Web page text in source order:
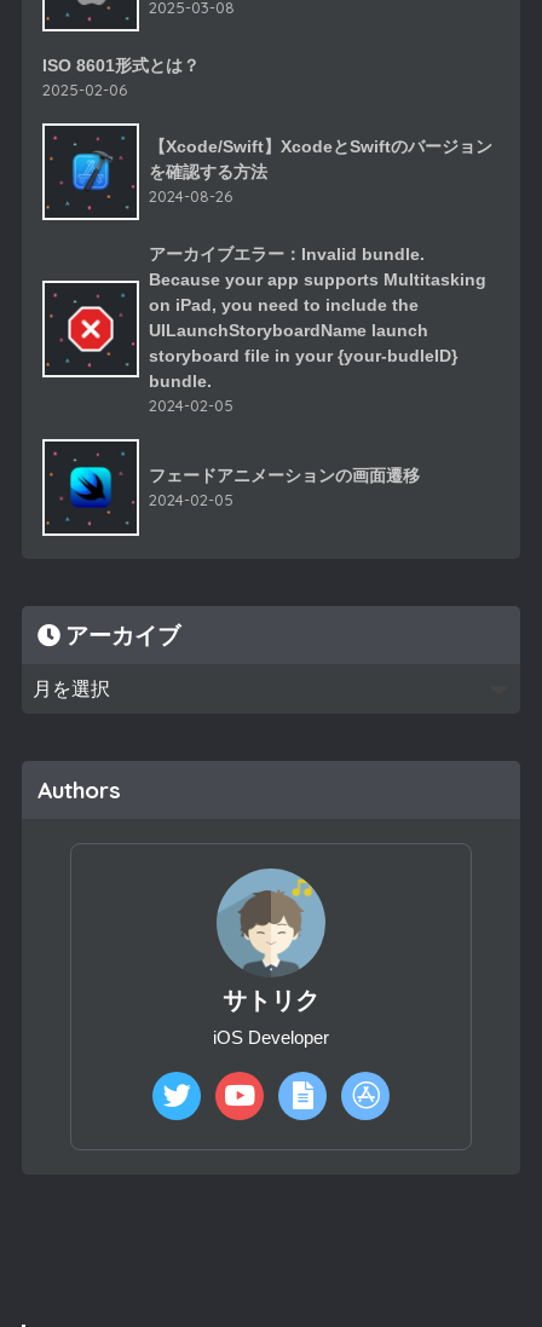
2025-03-08
ISO 8601形式とは？
2025-02-06
【Xcode/Swift】XcodeとSwiftのバージョン
を確認する方法
2024-08-26
アーカイブエラー：Invalid bundle.
Because your app supports Multitasking
on iPad, you need to include the
UILaunchStoryboardName launch
storyboard file in your {your-budleID}
bundle.
2024-02-05
フェードアニメーションの画面遷移
2024-02-05
アーカイブ
Authors
サトリク
iOS Developer